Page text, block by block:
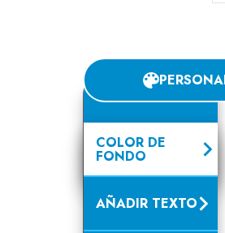
COLOR DE
FONDO
AÑADIR TEXTO